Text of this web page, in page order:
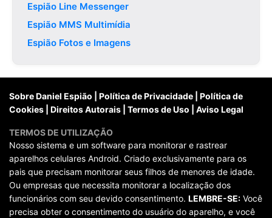
Espião Line Messenger
Espião MMS Multimídia
Espião Fotos e Imagens
Sobre Daniel Espião Política de Privacidade
Política de
Cookies
Direitos Autorais Termos de Uso Aviso Legal
TERMOS DE UTILIZAÇÃO
Nosso sistema e um software para monitorar e rastrear
aparelhos celulares Android. Criado exclusivamente para os
pais que precisam monitorar seus filhos de menores de idade.
Ou empresas que necessita monitorar a localização dos
funcionários com seu devido consentimento. LEMBRE-SE: Você
precisa obter o consentimento do usuário do aparelho, e você